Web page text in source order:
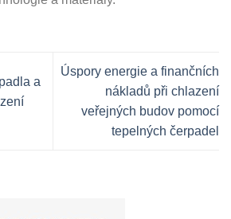
a
Úspory energie a finančních
nákladů při chlazení
veřejných budov pomocí
tepelných čerpadel